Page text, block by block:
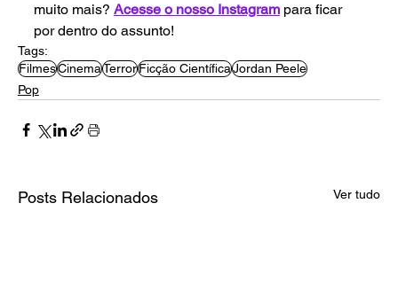
muito mais? Acesse o nosso Instagram para ficar
por dentro do assunto!
Tags:
FilmesCinemaTerrorFicção CientíficaJordan Peele
Pop
Posts Relacionados Ver tudo